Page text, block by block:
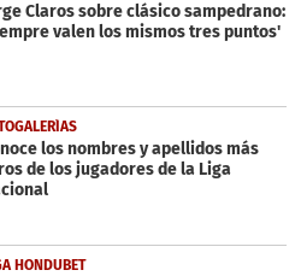
Claros sobre clásico sampedrano:
valen los mismos tres puntos'
los nombres y apellidos más
de los jugadores de la Liga
HONDUBET